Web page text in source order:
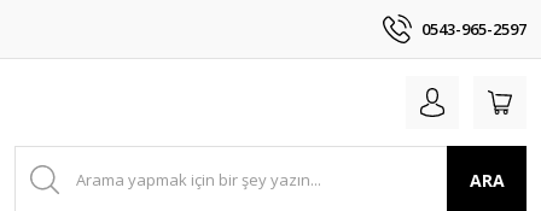
0543-965-2597
ARA